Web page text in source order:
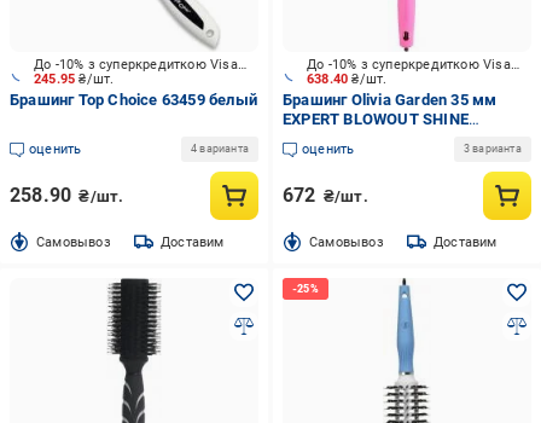
245.95₴/шт.
До -10% з суперкредиткою Visa Вигода
Брашинг Top Choice 63459 белый
оценить 4 варианта
258.90 ₴/шт.
Cамовывоз Доставим
638.40₴/шт.
До -10% з суперкредиткою Visa Вигода
Брашинг Olivia Garden 35 мм
EXPERT BLOWOUT SHINE
розовый
оценить 3 варианта
672 ₴/шт.
Cамовывоз Доставим